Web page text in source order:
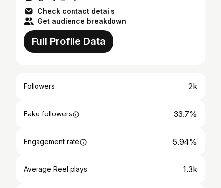
Check contact details
Get audience breakdown
Full Profile Data
Followers 2k
Fake followers 33.7%
Engagement rate 5.94%
Average Reel plays 1.3k